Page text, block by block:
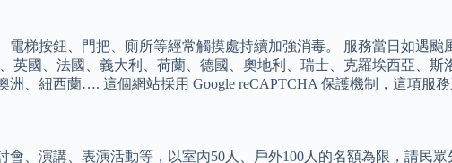
電梯按鈕、門把、廁所等經常觸摸處持續加強消毒。 服務當日如遇
英國、法國、義大利、荷蘭、德國、奧地利、瑞士、克羅埃西亞、斯
、紐西蘭…. 這個網站採用 Google reCAPTCHA 保護機制，這項服務
、演講、表演活動等，以室內50人、戶外100人的名額為限，請民